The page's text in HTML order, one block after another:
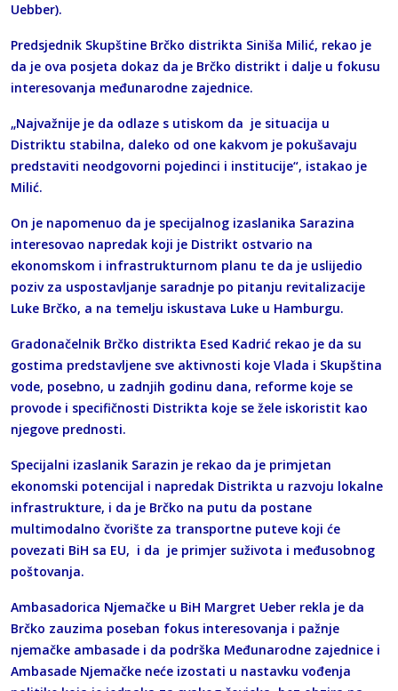
Uebber).
Predsjednik Skupštine Brčko distrikta Siniša Milić, rekao je
da je ova posjeta dokaz da je Brčko distrikt i dalje u fokusu
interesovanja međunarodne zajednice.
„Najvažnije je da odlaze s utiskom da je situacija u
Distriktu stabilna, daleko od one kakvom je pokušavaju
predstaviti neodgovorni pojedinci i institucije“, istakao je
Milić.
On je napomenuo da je specijalnog izaslanika Sarazina
interesovao napredak koji je Distrikt ostvario na
ekonomskom i infrastrukturnom planu te da je uslijedio
poziv za uspostavljanje saradnje po pitanju revitalizacije
Luke Brčko, a na temelju iskustava Luke u Hamburgu.
Gradonačelnik Brčko distrikta Esed Kadrić rekao je da su
gostima predstavljene sve aktivnosti koje Vlada i Skupština
vode, posebno, u zadnjih godinu dana, reforme koje se
provode i specifičnosti Distrikta koje se žele iskoristit kao
njegove prednosti.
Specijalni izaslanik Sarazin je rekao da je primjetan
ekonomski potencijal i napredak Distrikta u razvoju lokalne
infrastrukture, i da je Brčko na putu da postane
multimodalno čvorište za transportne puteve koji će
povezati BiH sa EU, i da je primjer suživota i međusobnog
poštovanja.
Ambasadorica Njemačke u BiH Margret Ueber rekla je da
Brčko zauzima poseban fokus interesovanja i pažnje
njemačke ambasade i da podrška Međunarodne zajednice i
Ambasade Njemačke neće izostati u nastavku vođenja